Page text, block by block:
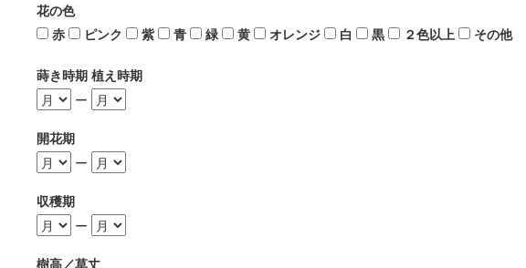
花の色
赤
ピンク 紫 青 緑 黄 オレンジ 白 黒 ２色以上 その他
蒔き時期 植え時期
ー
開花期
ー
収穫期
ー
樹高／草丈